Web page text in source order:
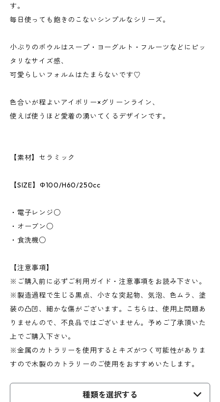
す。
毎日使っても飽きのこないシンプルなシリーズ。
小ぶりのボウルはスープ・ヨーグルト・フルーツなどにピッ
タリなサイズ感、
可愛らしいフォルムはたまらないです♡
色合いが程よいアイボリー×グリーンライン、
使えば使うほど愛着の湧いてくるデザインです。
【素材】セラミック
【SIZE】Φ100/H60/250cc
・電子レンジ○
・オーブン○
・食洗機○
【注意事項】
※ご購入前に必ずご利用ガイド・注意事項をお読み下さい。
※製造過程で生じる黒点、小さな突起物、気泡、色ムラ、塗
装の凸凹、細かな傷がございます。こちらは、使用上問題あ
りませんので、不良品ではございません。予めご了承頂いた
上でご購入下さい。
※金属のカトラリーを使用するとキズがつく可能性がありま
すので木製のカトラリーのご使用をおすすめいたします。
種類を選択する